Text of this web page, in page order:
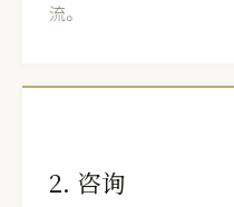
流。
2. 咨询